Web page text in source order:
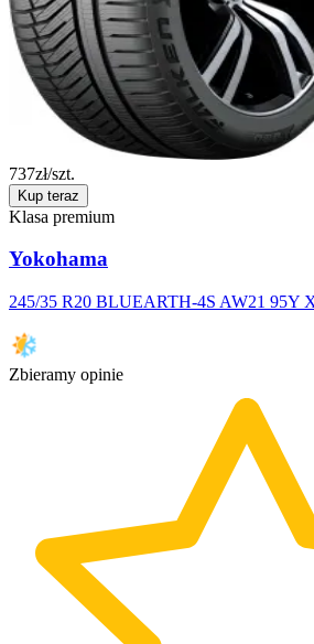
737zł/szt.
Kup teraz
Klasa premium
Yokohama
245/35 R20 BLUEARTH-4S AW21 95Y
Zbieramy opinie